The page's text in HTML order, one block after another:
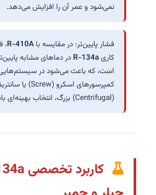
نمی‌شود و عمر آن را افزایش می‌دهد.
فشار پایین‌تر: در مقایسه باR-410A، فشار
کاریR-134aدر دماهای مشابه پایین‌تر
است، که باعث می‌شود در سیستم‌هایی با
کمپرسورهای اسکرو (Screw) یا سانتریفیوژ